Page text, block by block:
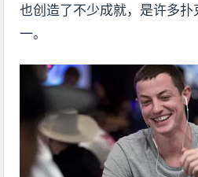
也创造了不少成就，是许多
一。